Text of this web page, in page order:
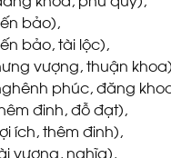
bảo),
bảo, tài lộc),
vượng, thuận
phúc, đăng
đinh, đỗ đạt),
ích, thêm đinh),
vượng, nghĩa),